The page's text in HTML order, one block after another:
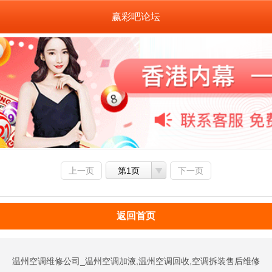
赢彩吧论坛
上一页 第1页 下一页
返回首页
温州空调维修公司_温州空调加液,温州空调回收,空调拆装售后维修